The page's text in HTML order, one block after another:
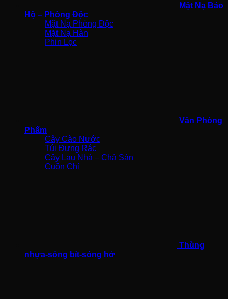
Mặt Nạ Bảo
Hộ – Phòng Độc
Mặt Nạ Phòng Độc
Mặt Nạ Hàn
Phin Lọc
Văn Phòng
Phẩm
Cây Cào Nước
Túi Đựng Rác
Cây Lau Nhà – Chà Sàn
Cuộn Chỉ
Thùng
nhựa-sóng bít-sóng hở